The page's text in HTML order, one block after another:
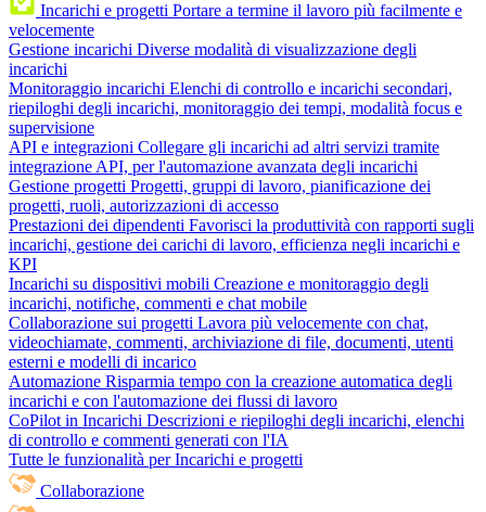
Incarichi e progetti Portare a termine il lavoro più facilmente e
velocemente
Gestione incarichi Diverse modalità di visualizzazione degli
incarichi
Monitoraggio incarichi Elenchi di controllo e incarichi secondari,
riepiloghi degli incarichi, monitoraggio dei tempi, modalità focus e
supervisione
API e integrazioni Collegare gli incarichi ad altri servizi tramite
integrazione API, per l'automazione avanzata degli incarichi
Gestione progetti Progetti, gruppi di lavoro, pianificazione dei
progetti, ruoli, autorizzazioni di accesso
Prestazioni dei dipendenti Favorisci la produttività con rapporti sugli
incarichi, gestione dei carichi di lavoro, efficienza negli incarichi e
KPI
Incarichi su dispositivi mobili Creazione e monitoraggio degli
incarichi, notifiche, commenti e chat mobile
Collaborazione sui progetti Lavora più velocemente con chat,
videochiamate, commenti, archiviazione di file, documenti, utenti
esterni e modelli di incarico
Automazione Risparmia tempo con la creazione automatica degli
incarichi e con l'automazione dei flussi di lavoro
CoPilot in Incarichi Descrizioni e riepiloghi degli incarichi, elenchi
di controllo e commenti generati con l'IA
Tutte le funzionalità per Incarichi e progetti
Collaborazione